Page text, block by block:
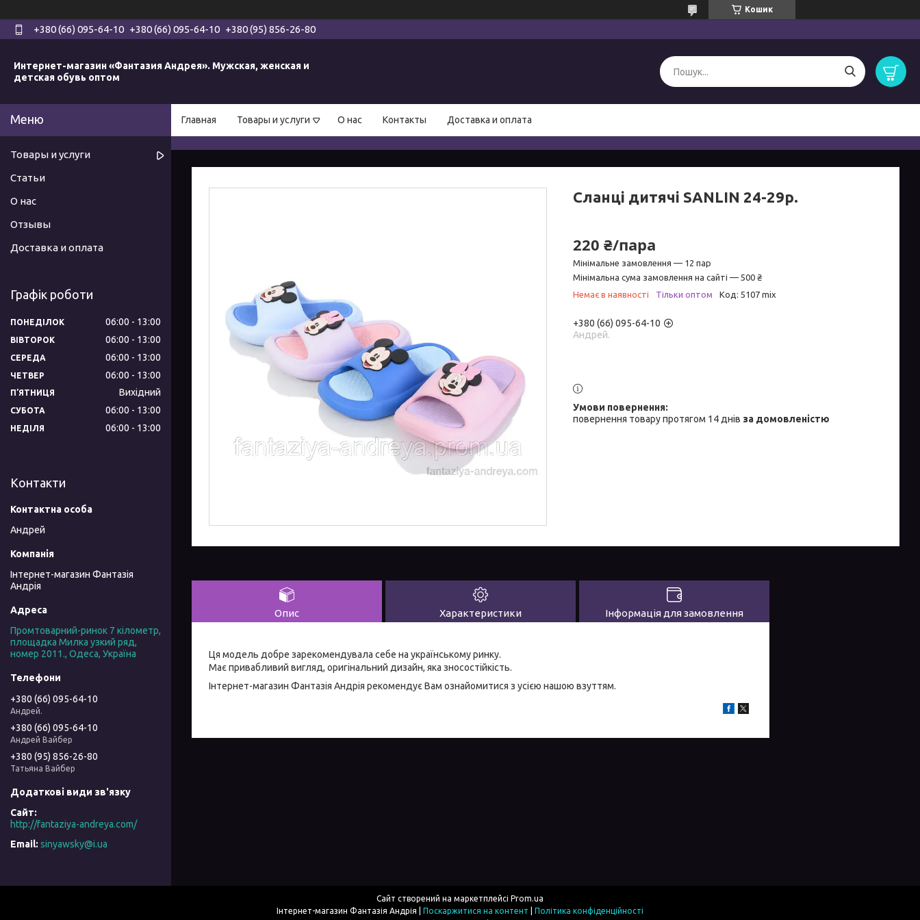
Кошик
+380 (66) 095-64-10 +380 (66) 095-64-10 +380 (95) 856-26-80
Интернет-магазин «Фантазия Андрея». Мужская, женская и
детская обувь оптом
Главная Товары и услуги О нас Контакты Доставка и оплата
Сланці дитячі SANLIN 24-29р.
220 ₴/пара
Мінімальне замовлення — 12 пар
Мінімальна сума замовлення на сайті — 500 ₴
Немає в наявності
Тільки оптом Код: 5107 mix
+380 (66) 095-64-10
Андрей.
повернення товару протягом 14 днів за домовленістю
Опис Характеристики Інформація для замовлення
Ця модель добре зарекомендувала себе на українському ринку.
Має привабливий вигляд, оригінальний дизайн, яка зносостійкість.
Інтернет-магазин Фантазія Андрія рекомендує Вам ознайомитися з усією нашою взуттям.
Товары и услуги
Статьи
О нас
Отзывы
Доставка и оплата
Графік роботи
ПОНЕДІЛОК 06:00 13:00
ВІВТОРОК 06:00 13:00
СЕРЕДА 06:00 13:00
ЧЕТВЕР 06:00 13:00
ПʼЯТНИЦЯ Вихідний
СУБОТА 06:00 13:00
НЕДІЛЯ 06:00 13:00
Контакти
Андрей
Інтернет-магазин Фантазія
Андрія
Промтоварний-ринок 7 кілометр,
площадка Милка узкий ряд,
номер 2011., Одеса, Україна
+380 (66) 095-64-10
Андрей.
+380 (66) 095-64-10
Андрей Вайбер
+380 (95) 856-26-80
Татьяна Вайбер
http://fantaziya-andreya.com/
sinyawsky@i.ua
Сайт створений на маркетплейсі Prom.ua
Поскаржитися на контент
Політика конфіденційності